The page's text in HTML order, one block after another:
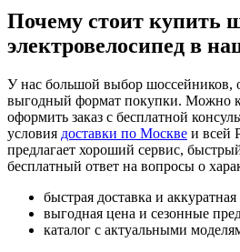
Почему стоит купить
электровелосипед в
У нас большой выбор шоссейников,
выгодный формат покупки. Можно
оформить заказ с бесплатной
условия доставки по Москве и всей
предлагает хороший сервис,
бесплатный ответ на вопросы о
быстрая доставка и аккуратная
выгодная цена и сезонные
каталог с актуальными